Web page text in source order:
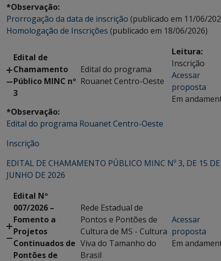
*Observação:
Prorrogação da data de inscrição (publicado em 11/06/
Homologação de Inscrições (publicado em 18/06/2026)
Edital de
Chamamento
Público MINC nº
3
Edital do programa
Rouanet Centro-Oeste
Leitura:
Inscrição
Acessar
proposta
Em
*Observação:
Edital do programa Rouanet Centro-Oeste
Inscrição
EDITAL DE CHAMAMENTO PÚBLICO MINC Nº 3, DE 15 DE
JUNHO DE 2026
Edital Nº
007/2026 –
Fomento a
Projetos
Continuados de
Pontões de
Rede Estadual de
Pontos e Pontões de
Cultura de MS - Cultura
Viva do Tamanho do
Brasil
Acessar
proposta
Em